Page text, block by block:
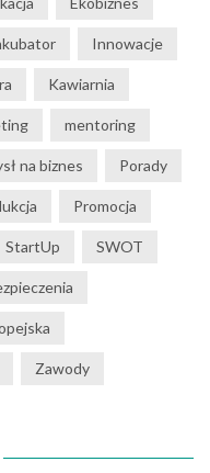
Innowacje
Kawiarnia
mentoring
na biznes Porady
Promocja
StartUp SWOT
Zawody